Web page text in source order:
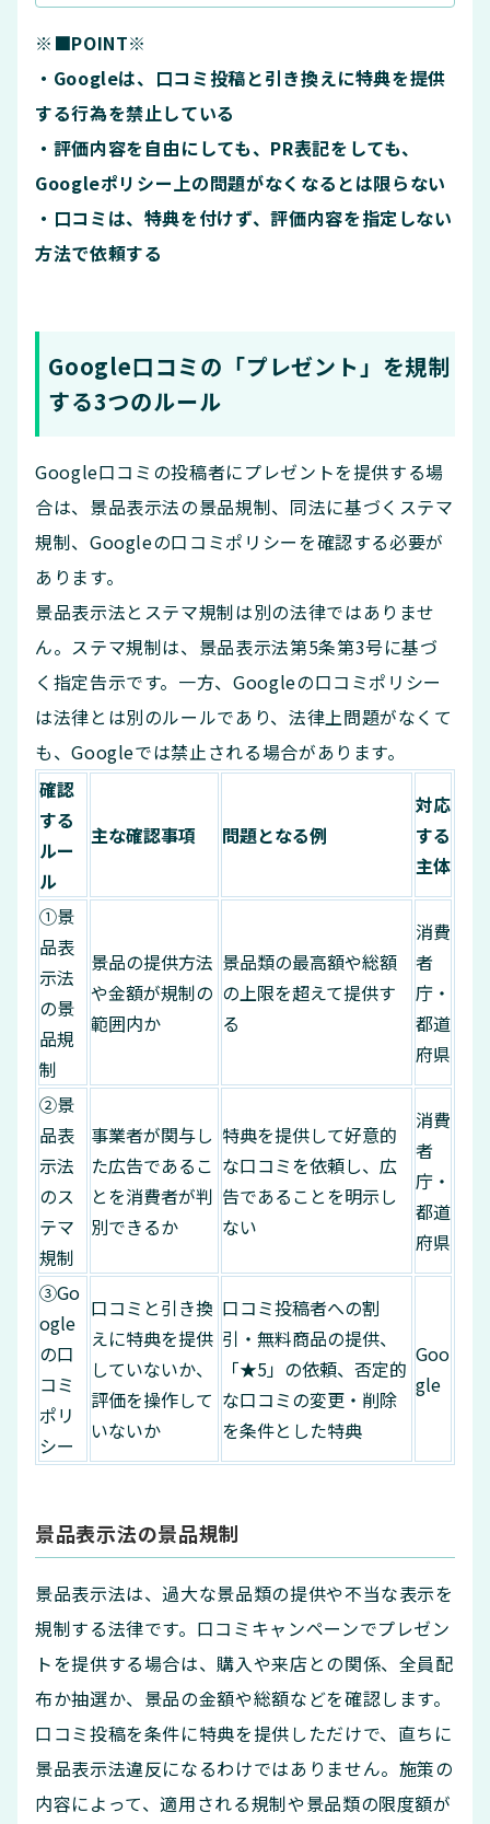
※■POINT※
・Googleは、口コミ投稿と引き換えに特典を提供
する行為を禁止している
・評価内容を自由にしても、PR表記をしても、
Googleポリシー上の問題がなくなるとは限らない
・口コミは、特典を付けず、評価内容を指定しない
方法で依頼する
Google口コミの「プレゼント」を規制
する3つのルール
Google口コミの投稿者にプレゼントを提供する場
合は、景品表示法の景品規制、同法に基づくステマ
規制、Googleの口コミポリシーを確認する必要が
あります。
景品表示法とステマ規制は別の法律ではありませ
ん。ステマ規制は、景品表示法第5条第3号に基づ
く指定告示です。一方、Googleの口コミポリシー
は法律とは別のルールであり、法律上問題がなくて
も、Googleでは禁止される場合があります。
確認
する
ルー
ル
主な確認事項 問題となる例
対応
する
主体
①景
品表
示法
の景
品規
制
景品の提供方法
や金額が規制の
範囲内か
景品類の最高額や総額
の上限を超えて提供す
る
消費
者
庁・
都道
府県
②景
品表
示法
のス
テマ
規制
事業者が関与し
た広告であるこ
とを消費者が判
別できるか
特典を提供して好意的
な口コミを依頼し、広
告であることを明示し
ない
消費
者
庁・
都道
府県
③Go
ogle
の口
コミ
ポリ
シー
口コミと引き換
えに特典を提供
していないか、
評価を操作して
いないか
口コミ投稿者への割
引・無料商品の提供、
「★5」の依頼、否定的
な口コミの変更・削除
を条件とした特典
Goo
gle
景品表示法の景品規制
景品表示法は、過大な景品類の提供や不当な表示を
規制する法律です。口コミキャンペーンでプレゼン
トを提供する場合は、購入や来店との関係、全員配
布か抽選か、景品の金額や総額などを確認します。
口コミ投稿を条件に特典を提供しただけで、直ちに
景品表示法違反になるわけではありません。施策の
内容によって、適用される規制や景品類の限度額が